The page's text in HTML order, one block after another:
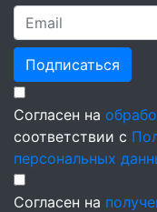
Подписаться
Согласен на
соответствии с
персональных
Согласен на